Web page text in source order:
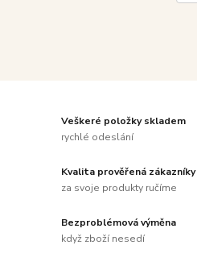
Veškeré položky skladem
rychlé odeslání
Kvalita prověřená zákazníky
za svoje produkty ručíme
Bezproblémová výměna
když zboží nesedí